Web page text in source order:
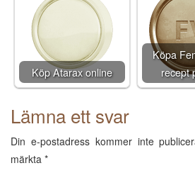
Köp Atarax online
Köpa
recept
Lämna ett svar
Din e-postadress kommer inte
märkta *